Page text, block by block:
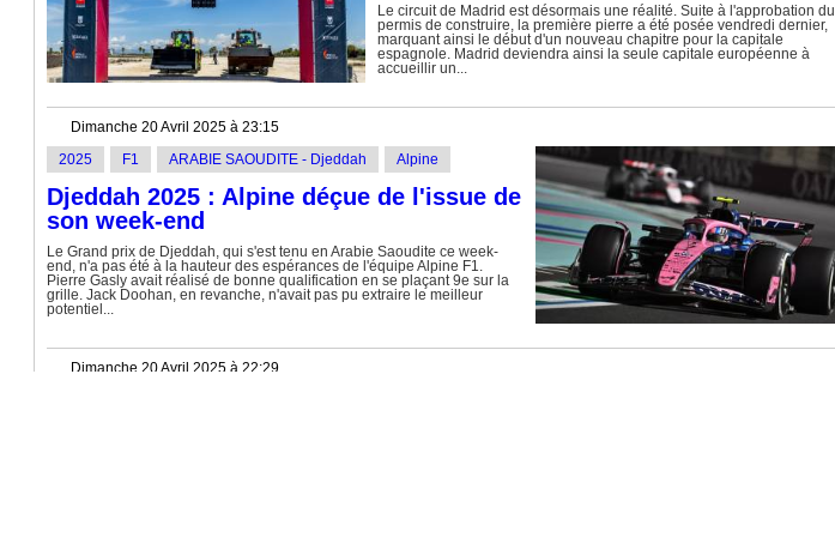
Le circuit de Madrid est désormais une réalité. Suite à l'approbation du
permis de construire, la première pierre a été posée vendredi dernier,
marquant ainsi le début d'un nouveau chapitre pour la capitale
espagnole. Madrid deviendra ainsi la seule capitale européenne à
accueillir un...
Dimanche 20 Avril 2025 à 23:15
2025
F1 ARABIE SAOUDITE - Djeddah Alpine
Djeddah 2025 : Alpine déçue de l'issue de
son week-end
Le Grand prix de Djeddah, qui s'est tenu en Arabie Saoudite ce week-
end, n'a pas été à la hauteur des espérances de l'équipe Alpine F1.
Pierre Gasly avait réalisé de bonne qualification en se plaçant 9e sur la
grille. Jack Doohan, en revanche, n'avait pas pu extraire le meilleur
potentiel...
Dimanche 20 Avril 2025 à 22:29